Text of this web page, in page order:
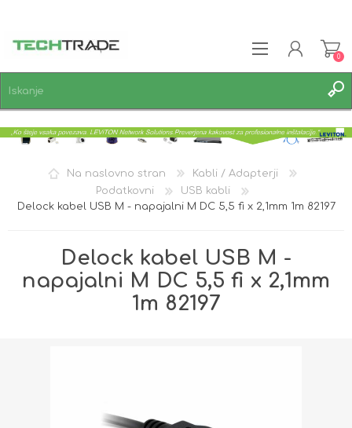
PRIJAVA
0
Na naslovno stran
Kabli / Adapterji
Podatkovni
USB kabli
Delock kabel USB M - napajalni M DC 5,5 fi x 2,1mm 1m 82197
Delock kabel USB M -
napajalni M DC 5,5 fi x 2,1mm
1m 82197